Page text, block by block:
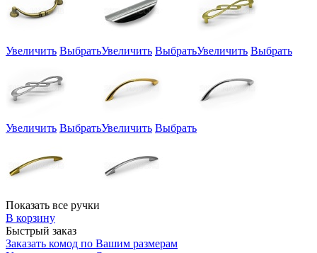
Увеличить ВыбратьУвеличить ВыбратьУвеличить Выбрать
Увеличить ВыбратьУвеличить Выбрать
Показать все ручки
В корзину
Быстрый заказ
Заказать комод по Вашим размерам